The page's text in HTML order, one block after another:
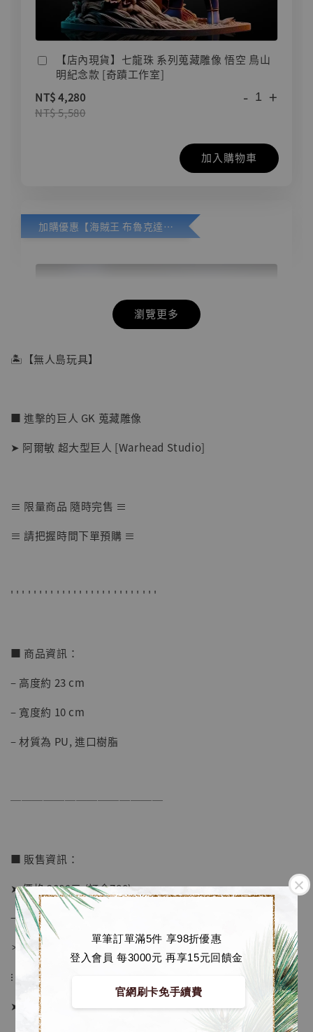
單筆訂單滿5件 享98折優惠
登入會員 每3000元 再享15元回饋金
官網刷卡免手續費
【店內現貨】七龍珠 系列蒐藏雕像 悟空 鳥山
明紀念款 [奇蹟工作室]
NT$ 4,280
NT$ 5,580
- +
加入購物車
加購優惠【海賊王 布魯克達摩 [7STARS Studio]】
摩 [7STARS Studio]
【現貨】BJSTUDIO 1/6系列可動蒐藏人偶 讓
子彈飛 鵝城縣長 張麻子 [BK01]
NT$ 4,980
- +
瀏覽更多
🏝【無人島玩具】
■ 進擊的巨人 GK 蒐藏雕像
➤ 阿爾敏 超大型巨人 [Warhead Studio]
≡ 限量商品 隨時完售 ≡
≡ 請把握時間下單預購 ≡
' ' ' ' ' ' ' ' ' ' ' ' ' ' ' ' ' ' ' ' ' ' ' ' ' '
■ 商品資訊：
– 高度約 23 cm
– 寬度約 10 cm
– 材質為 PU, 進口樹脂
──────────────
■ 販售資訊：
➤ 價格 2080元 (訂金780)
→ 國際運費到台後通知
＊運費合理 請安心選購
⁝
➤ 預購截止日：限量額滿即止